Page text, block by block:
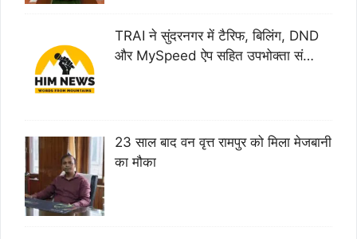
TRAI ने सुंदरनगर में टैरिफ, बिलिंग, DND
और MySpeed ऐप सहित उपभोक्ता सं…
23 साल बाद वन वृत्त रामपुर को मिला मेजबानी
का मौका